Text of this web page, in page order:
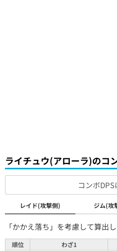
ライチュウ(アローラ)のコ
コンボ
レイド(攻撃側) ジム(攻
「かかえ落ち」を考慮して算出し
順位 わざ1